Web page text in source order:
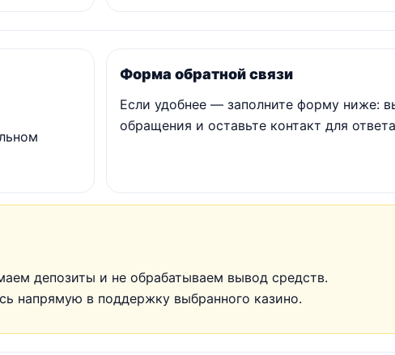
Форма обратной связи
Если удобнее — заполните форму ниже:
обращения и оставьте контакт для
депозиты и не обрабатываем вывод средств.
напрямую в поддержку выбранного казино.